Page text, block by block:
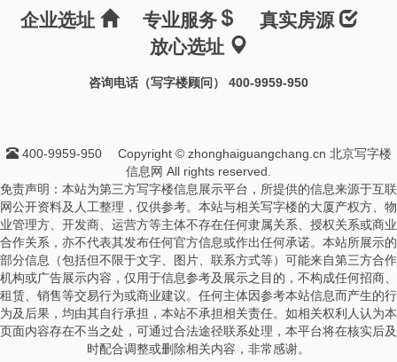
企业选址 专业服务
真实房源
放心选址
咨询电话（写字楼顾问） 400-9959-950
400-9959-950
Copyright © zhonghaiguangchang.cn 北京写字楼
信息网 All rights reserved.
免责声明：本站为第三方写字楼信息展示平台，所提供的信息来源于互联
网公开资料及人工整理，仅供参考。本站与相关写字楼的大厦产权方、物
业管理方、开发商、运营方等主体不存在任何隶属关系、授权关系或商业
合作关系，亦不代表其发布任何官方信息或作出任何承诺。本站所展示的
部分信息（包括但不限于文字、图片、联系方式等）可能来自第三方合作
机构或广告展示内容，仅用于信息参考及展示之目的，不构成任何招商、
租赁、销售等交易行为或商业建议。任何主体因参考本站信息而产生的行
为及后果，均由其自行承担，本站不承担相关责任。如相关权利人认为本
页面内容存在不当之处，可通过合法途径联系处理，本平台将在核实后及
时配合调整或删除相关内容，非常感谢。